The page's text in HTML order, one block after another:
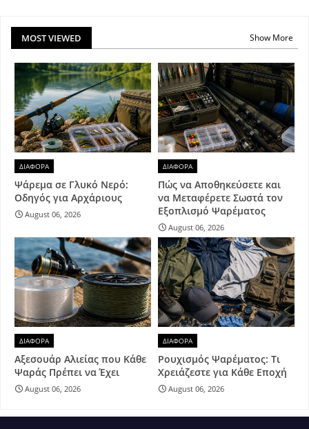
MOST VIEWED Show More
ΔΙΑΦΟΡΑ
Ψάρεμα σε Γλυκό Νερό:
Οδηγός για Αρχάριους
August 06, 2026
ΔΙΑΦΟΡΑ
Πώς να Αποθηκεύσετε και
να Μεταφέρετε Σωστά τον
Εξοπλισμό Ψαρέματος
August 06, 2026
ΔΙΑΦΟΡΑ
Αξεσουάρ Αλιείας που Κάθε
Ψαράς Πρέπει να Έχει
August 06, 2026
ΔΙΑΦΟΡΑ
Ρουχισμός Ψαρέματος: Τι
Χρειάζεστε για Κάθε Εποχή
August 06, 2026